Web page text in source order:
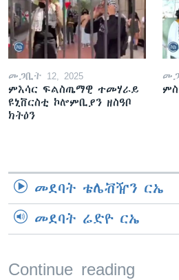
መጋቢት 12, 2025
ምእሳር ፍልስጤማዊ ተመሃራይ
ዩኒቨርስቲ ኮሎምቢያን ዘስዓቦ
ክትዕን
መደባት ቴሌቭዥን ርኤ
መደባት ሬድዮ ርኤ
Continue reading